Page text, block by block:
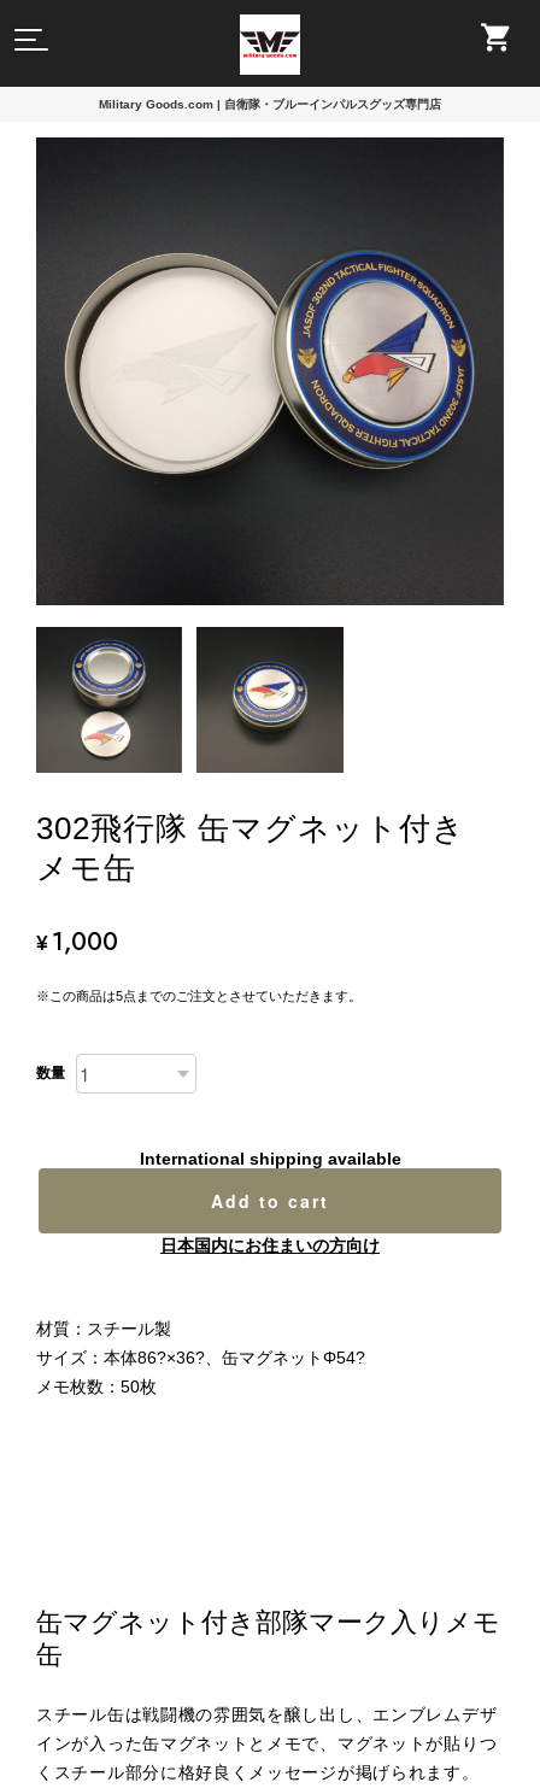
Military Goods.com | 自衛隊・ブルーインパルスグッズ専門店
302飛行隊 缶マグネット付き
メモ缶
¥1,000
※この商品は5点までのご注文とさせていただきます。
数量
International shipping available
Add to cart
日本国内にお住まいの方向け
材質：スチール製
サイズ：本体86?×36?、缶マグネットΦ54?
メモ枚数：50枚
缶マグネット付き部隊マーク入りメモ
缶
スチール缶は戦闘機の雰囲気を醸し出し、エンブレムデザ
インが入った缶マグネットとメモで、マグネットが貼りつ
くスチール部分に格好良くメッセージが掲げられます。